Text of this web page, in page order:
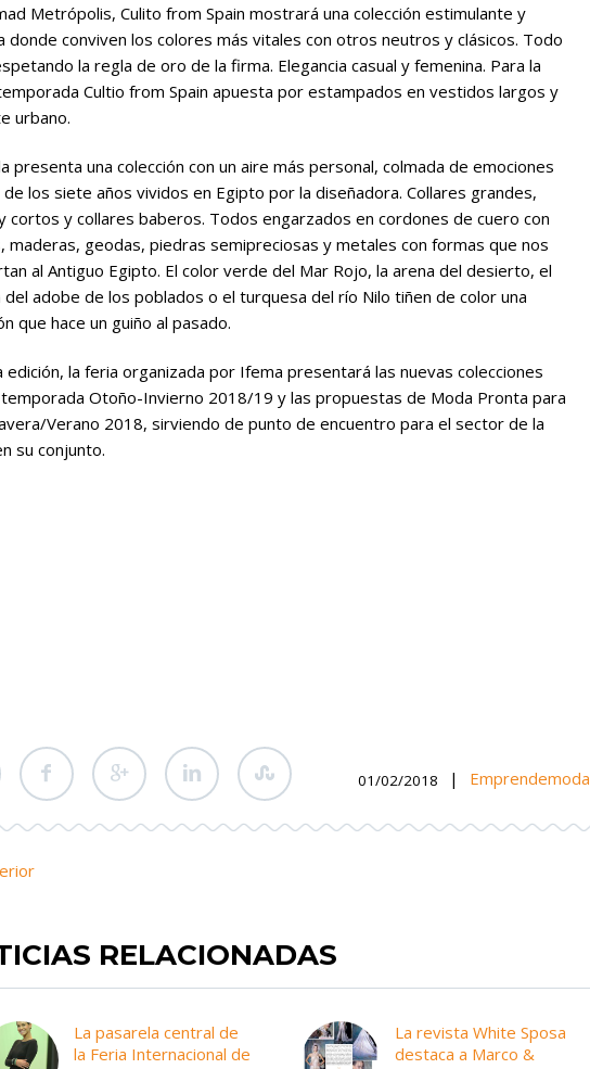
Metrópolis, Culito from Spain mostrará una colección estimulante y
donde conviven los colores más vitales con otros neutros y clásicos. Todo
la regla de oro de la firma. Elegancia casual y femenina. Para la
Cultio from Spain apuesta por estampados en vestidos largos y
urbano.
presenta una colección con un aire más personal, colmada de emociones
los siete años vividos en Egipto por la diseñadora. Collares grandes,
cortos y collares baberos. Todos engarzados en cordones de cuero con
maderas, geodas, piedras semipreciosas y metales con formas que nos
al Antiguo Egipto. El color verde del Mar Rojo, la arena del desierto, el
del adobe de los poblados o el turquesa del río Nilo tiñen de color una
que hace un guiño al pasado.
edición, la feria organizada por Ifema presentará las nuevas colecciones
Otoño-Invierno 2018/19 y las propuestas de Moda Pronta para
Verano 2018, sirviendo de punto de encuentro para el sector de la
su conjunto.
01/02/2018 | Emprendemoda
RELACIONADAS
La pasarela central de
la Feria Internacional de
La revista White Sposa
destaca a Marco &